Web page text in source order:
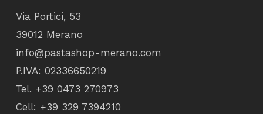
Via Portici, 53
39012 Merano
info@pastashop-merano.com
P.IVA: 02336650219
Tel. +39 0473 270973
Cell: +39 329 7394210